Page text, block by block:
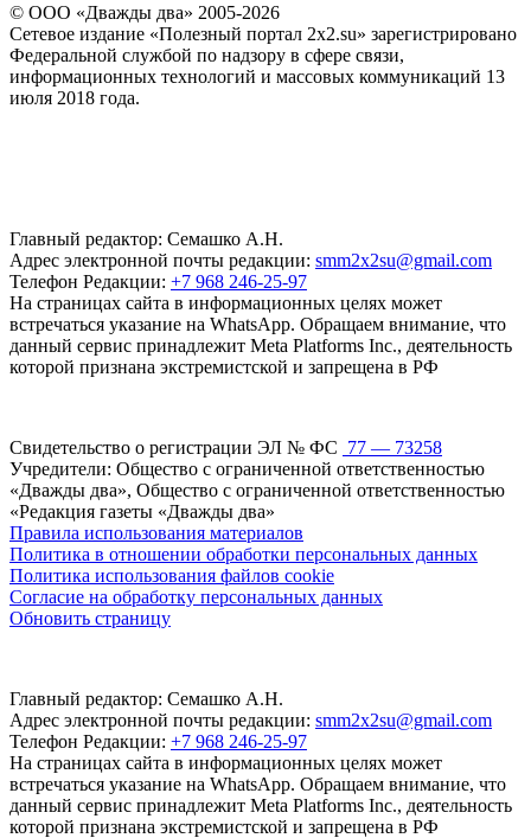
© ООО «Дважды два» 2005-2026
Сетевое издание «Полезный портал 2x2.su» зарегистрировано
Федеральной службой по надзору в сфере связи,
информационных технологий и массовых коммуникаций 13
июля 2018 года.
Главный редактор: Семашко А.Н.
Адрес электронной почты редакции: smm2x2su@gmail.com
Телефон Редакции: +7 968 246-25-97
На страницах сайта в информационных целях может
встречаться указание на WhatsApp. Обращаем внимание, что
данный сервис принадлежит Meta Platforms Inc., деятельность
которой признана экстремистской и запрещена в РФ
Свидетельство о регистрации ЭЛ № ФС 77 — 73258
Учредители: Общество с ограниченной ответственностью
«Дважды два», Общество с ограниченной ответственностью
«Редакция газеты «Дважды два»
Правила использования материалов
Политика в отношении обработки персональных данных
Политика использования файлов cookie
Согласие на обработку персональных данных
Обновить страницу
Главный редактор: Семашко А.Н.
Адрес электронной почты редакции: smm2x2su@gmail.com
Телефон Редакции: +7 968 246-25-97
На страницах сайта в информационных целях может
встречаться указание на WhatsApp. Обращаем внимание, что
данный сервис принадлежит Meta Platforms Inc., деятельность
которой признана экстремистской и запрещена в РФ